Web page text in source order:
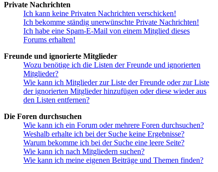
Private Nachrichten
Ich kann keine Privaten Nachrichten verschicken!
Ich bekomme ständig unerwünschte Private Nachrichten!
Ich habe eine Spam-E-Mail von einem Mitglied dieses
Forums erhalten!
Freunde und ignorierte Mitglieder
Wozu benötige ich die Listen der Freunde und ignorierten
Mitglieder?
Wie kann ich Mitglieder zur Liste der Freunde oder zur Liste
der ignorierten Mitglieder hinzufügen oder diese wieder aus
den Listen entfernen?
Die Foren durchsuchen
Wie kann ich ein Forum oder mehrere Foren durchsuchen?
Weshalb erhalte ich bei der Suche keine Ergebnisse?
Warum bekomme ich bei der Suche eine leere Seite?
Wie kann ich nach Mitgliedern suchen?
Wie kann ich meine eigenen Beiträge und Themen finden?